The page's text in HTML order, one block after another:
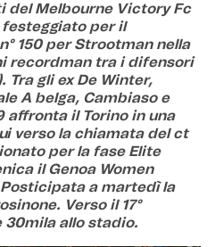
del Melbourne Victory Fc
per il
150 per Strootman nella
recordman tra i difensori
Tra gli ex De Winter,
A belga, Cambiaso e
affronta il Torino in una
verso la chiamata del ct
per la fase Elite
il Genoa Women
a martedì la
Verso il 17°
allo stadio.